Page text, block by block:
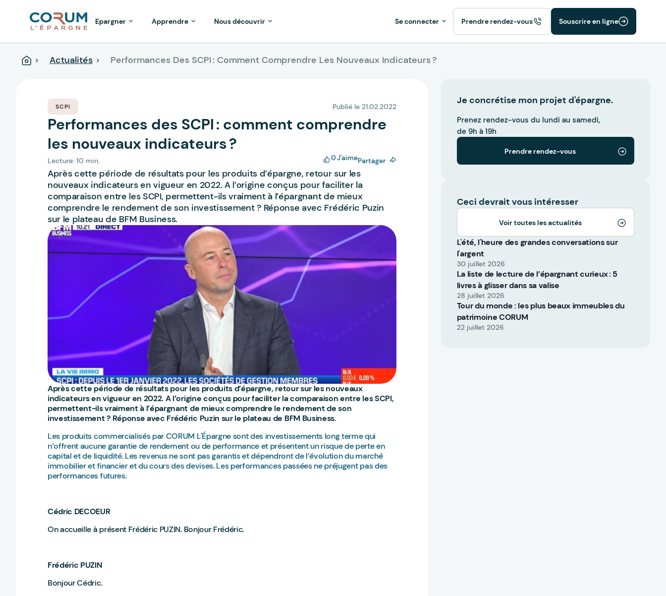
AccueilActualités Performances Des SCPI : Comment Comprendre Les Nouveaux Indicateurs ?
Epargner Apprendre Nous découvrir Se connecter Prendre rendez-vous Souscrire en ligne
SCPI Publié le 21.02.2022
Performances des SCPI : comment comprendre
les nouveaux indicateurs ?
Lecture: 10 min. 0J'aimePartager
Après cette période de résultats pour les produits d’épargne, retour sur les
nouveaux indicateurs en vigueur en 2022. A l’origine conçus pour faciliter la
comparaison entre les SCPI, permettent-ils vraiment à l’épargnant de mieux
comprendre le rendement de son investissement ? Réponse avec Frédéric Puzin
sur le plateau de BFM Business.
Après cette période de résultats pour les produits d’épargne, retour sur les nouveaux
indicateurs en vigueur en 2022. A l’origine conçus pour faciliter la comparaison entre les SCPI,
permettent-ils vraiment à l’épargnant de mieux comprendre le rendement de son
investissement ? Réponse avec Frédéric Puzin sur le plateau de BFM Business.
Les produits commercialisés par CORUM L'Épargne sont des investissements long terme qui
n’offrent aucune garantie de rendement ou de performance et présentent un risque de perte en
capital et de liquidité. Les revenus ne sont pas garantis et dépendront de l’évolution du marché
immobilier et financier et du cours des devises. Les performances passées ne préjugent pas des
performances futures.
Cédric DECOEUR
On accueille à présent Frédéric PUZIN. Bonjour Frédéric.
Frédéric PUZIN
Bonjour Cédric.
Je concrétise mon projet d'épargne.
Prenez rendez-vous du lundi au samedi,
de 9h à 19h
Prendre rendez-vous
Ceci devrait vous intéresser
Voir toutes les actualités
L'été, l'heure des grandes conversations sur
l'argent
30 juillet 2026
La liste de lecture de l’épargnant curieux : 5
livres à glisser dans sa valise
28 juillet 2026
Tour du monde : les plus beaux immeubles du
patrimoine CORUM
22 juillet 2026